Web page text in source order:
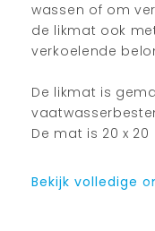
wassen of om
de likmat ook
verkoelende
De likmat is
De mat is 20 x
Bekijk volledige